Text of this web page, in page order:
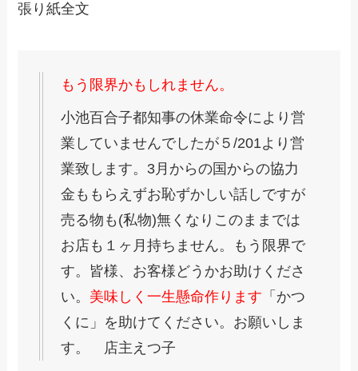
張り紙全文
もう限界かもしれません。
小池百合子都知事の休業命令により営
業していませんでしたが５/201より営
業致します。3月からの国からの協力
金ももらえずお恥ずかしい話しですが
売る物も(私物)無くなりこのままでは
お店も１ヶ月持ちません。もう限界で
す。皆様、お客様どうかお助けくださ
い。 美味しく一生懸命作ります 「かつ
くに」を助けてください。お願いしま
す。 店主えつ子